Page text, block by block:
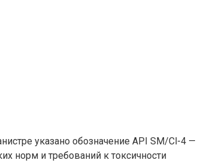
указано обозначение API SМ/Cl-4 —
норм и требований к токсичности